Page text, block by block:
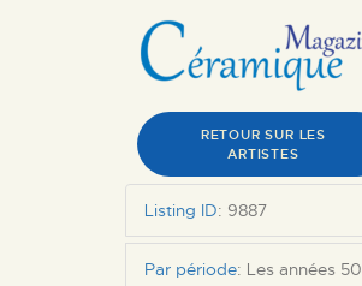
RETOUR SUR LES
ARTISTES
Listing ID: 9887
Par période: Les années 50